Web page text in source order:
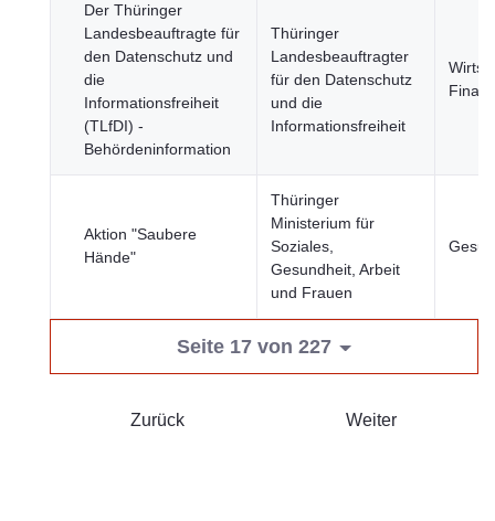
Der Thüringer
Landesbeauftragte für
den Datenschutz und
die
Informationsfreiheit
(TLfDI) -
Behördeninformation
Thüringer
Landesbeauftragter
für den Datenschutz
und die
Informationsfreiheit
Aktion "Saubere
Hände"
Thüringer
Ministerium für
Soziales,
Gesundheit, Arbeit
und Frauen
Seite 17 von 227
Zurück Weiter